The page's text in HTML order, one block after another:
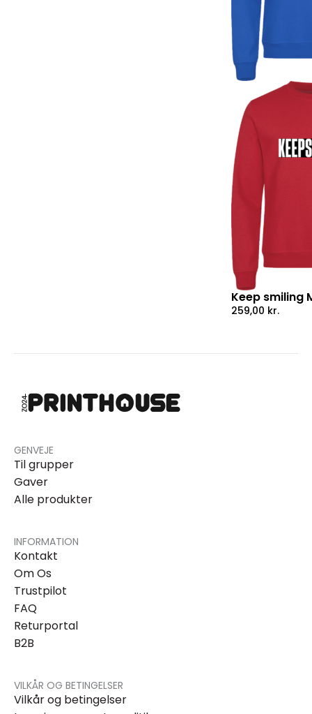
Keep smiling
259,00 kr.
GENVEJE
Til grupper
Gaver
Alle produkter
INFORMATION
Kontakt
Om Os
Trustpilot
FAQ
Returportal
B2B
VILKÅR OG BETINGELSER
Vilkår og betingelser